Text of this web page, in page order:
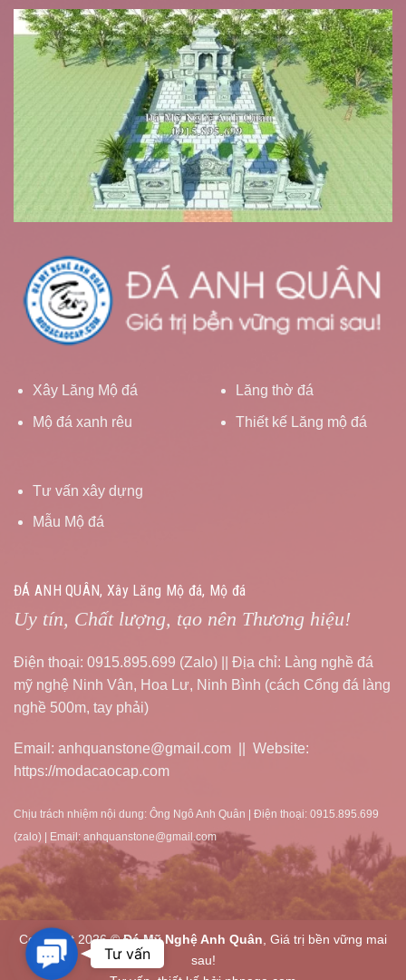
Xây Lăng Mộ đá
Mộ đá xanh rêu
Lăng thờ đá
Thiết kế Lăng mộ đá
Tư vấn xây dựng
Mẫu Mộ đá
ĐÁ ANH QUÂN, Xây Lăng Mộ đá, Mộ đá
Uy tín, Chất lượng, tạo nên Thương hiệu!
Điện thoại: 0915.895.699 (Zalo) || Địa chỉ: Làng nghề đá
mỹ nghệ Ninh Vân, Hoa Lư, Ninh Bình (cách Cổng đá làng
nghề 500m, tay phải)
Email: anhquanstone@gmail.com || Website:
https://modacaocap.com
Chịu trách nhiệm nội dung: Ông Ngô Anh Quân | Điện thoại: 0915.895.699
(zalo) | Email: anhquanstone@gmail.com
Copyright 2026 ©Đá Mỹ Nghệ Anh Quân , Giá trị bền vững mai
sau!
Contact
Us
Tư vấn